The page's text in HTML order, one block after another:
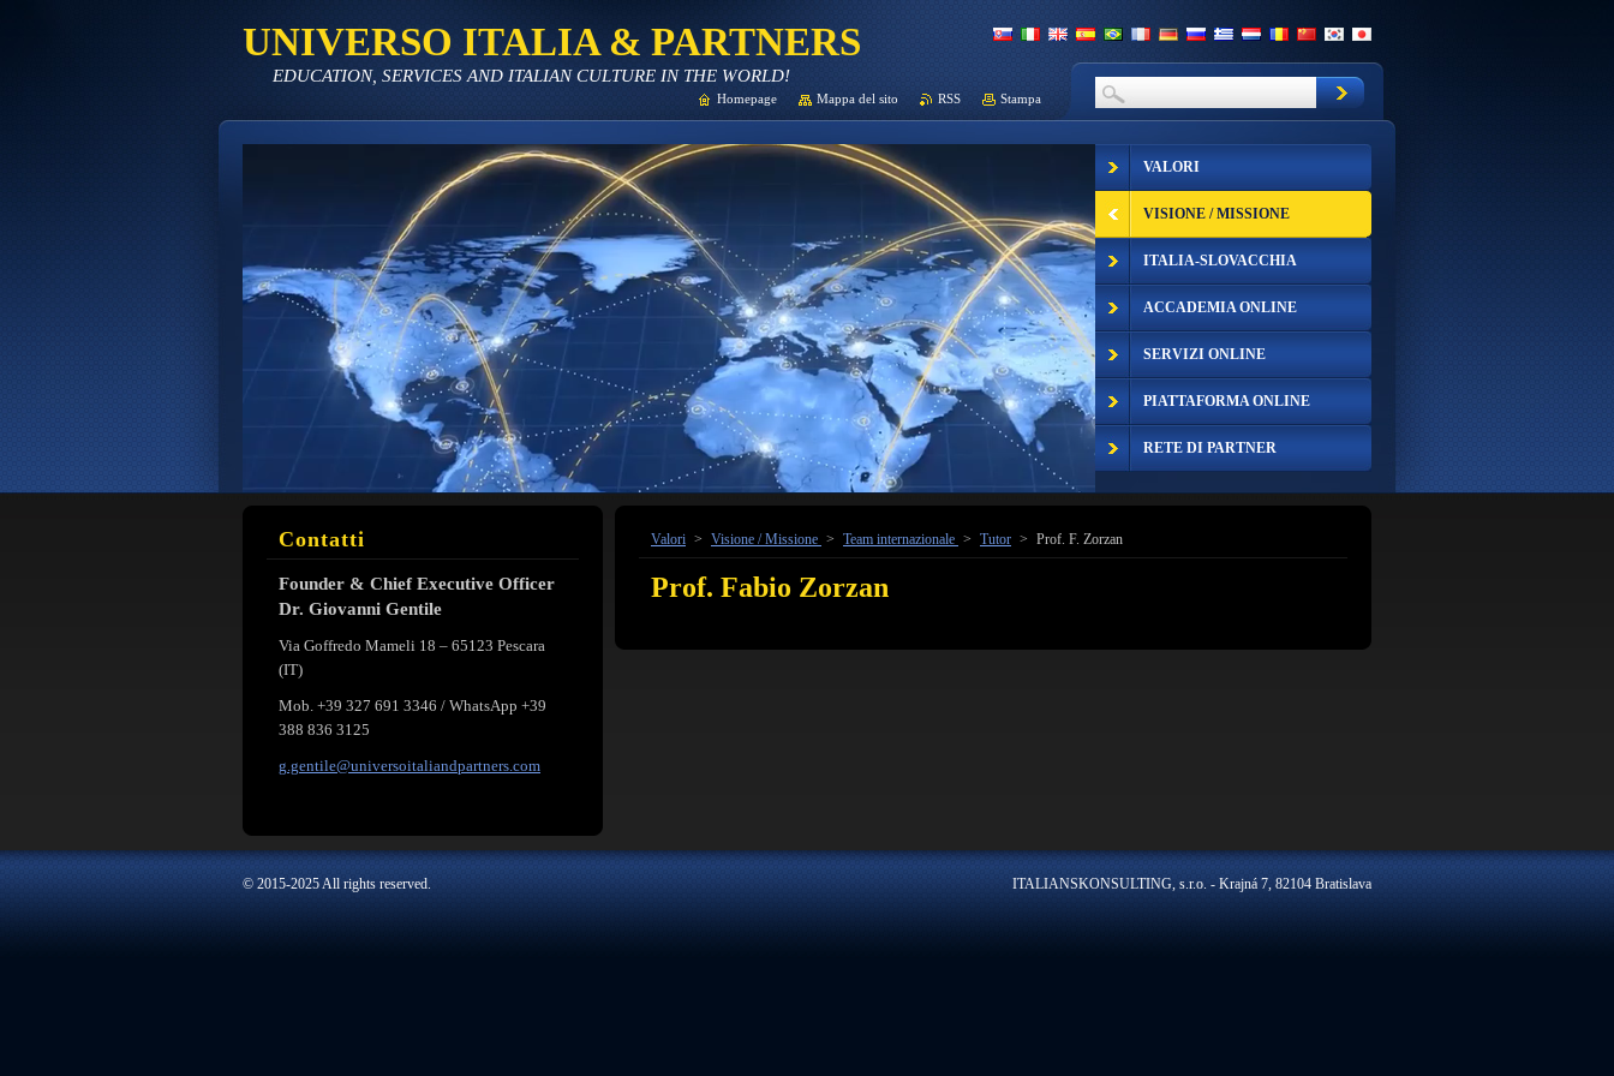
UNIVERSO ITALIA & PARTNERS
EDUCATION, SERVICES AND ITALIAN CULTURE IN THE WORLD!
Valori > Visione / Missione > Team internazionale > Tutor > Prof. F. Zorzan
Prof. Fabio Zorzan
Contatti
Founder & Chief Executive Officer
Dr. Giovanni Gentile
Via Goffredo Mameli 18 – 65123 Pescara
(IT)
Mob. +39 327 691 3346 / WhatsApp +39
388 836 3125
g.gentile@universoitaliandpartners.com
VALORI
VISIONE / MISSIONE
ITALIA-SLOVACCHIA
ACCADEMIA ONLINE
SERVIZI ONLINE
PIATTAFORMA ONLINE
RETE DI PARTNER
Homepage Mappa del sito RSS Stampa
© 2015-2025 All rights reserved. ITALIANSKONSULTING, s.r.o. - Krajná 7, 82104 Bratislava